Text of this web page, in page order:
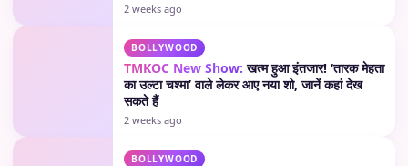
2 weeks ago
BOLLYWOOD
TMKOC New Show: खत्म हुआ इंतजार! ‘तारक मेहता
का उल्टा चश्मा’ वाले लेकर आए नया शो, जानें कहां देख
सकते हैं
2 weeks ago
BOLLYWOOD